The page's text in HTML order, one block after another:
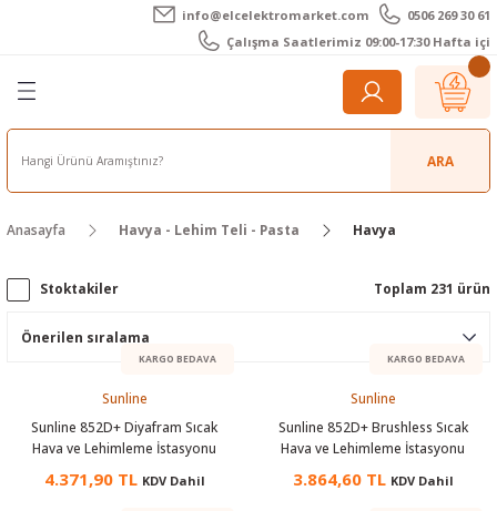
info@elcelektromarket.com
0506 269 30 61
Çalışma Saatlerimiz 09:00-17:30 Hafta içi
Geri Dön
Geri Dön
Geri Dön
Geri Dön
Cihazları
Geri Dön
Teli - Pasta
Geri Dön
Aksesuarlar
ARA
Anasayfa Havya - Lehim Teli - Pasta Havya
Stoktakiler Toplam 231 ürün
KARGO BEDAVA
Sunline
Sunline 852D+ Diyafram Sıcak
Hava ve Lehimleme İstasyonu
4.371,90 TL KDV Dahil
KARGO BEDAVA
Sunline
Sunline 852D+ Brushless Sıcak
Hava ve Lehimleme İstasyonu
3.864,60 TL KDV Dahil